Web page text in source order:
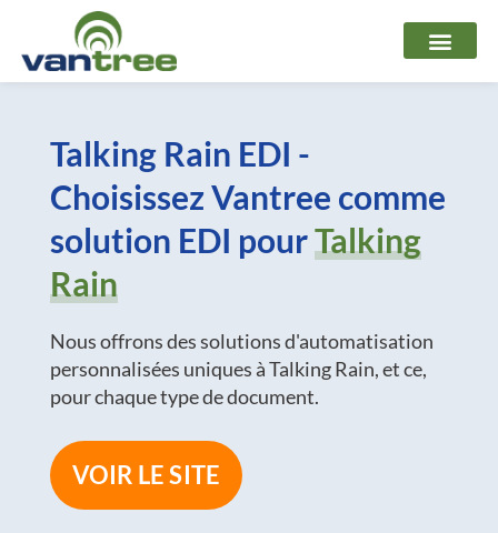
contenu
Talking Rain EDI -
Choisissez Vantree comme
solution EDI pourTalking
Rain
Nous offrons des solutions d'automatisation
personnalisées uniques à Talking Rain, et ce,
pour chaque type de document.
VOIR LE SITE